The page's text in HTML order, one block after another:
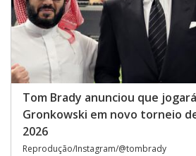
Tom Brady anunciou que
Gronkowski em novo torneio
2026
Reprodução/Instagram/@tombrady